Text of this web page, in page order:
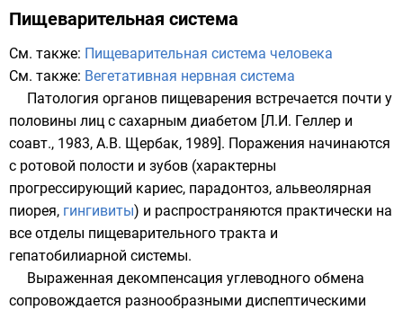
Пищеварительная система
См. также: Пищеварительная система человека
См. также: Вегетативная нервная система
Патология органов пищеварения встречается почти у
половины лиц с сахарным диабетом [Л.И. Геллер и
соавт., 1983, А.В. Щербак, 1989]. Поражения начинаются
с ротовой полости и зубов (характерны
прогрессирующий кариес, парадонтоз, альвеолярная
пиорея, гингивиты) и распространяются практически на
все отделы пищеварительного тракта и
гепатобилиарной системы.
Выраженная декомпенсация углеводного обмена
сопровождается разнообразными диспептическими